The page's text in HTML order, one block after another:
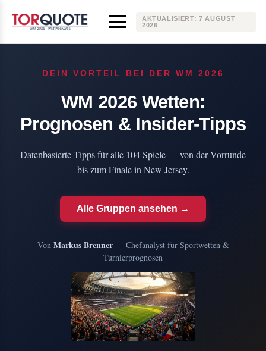
AKTUALISIERT:7 AUGUST
2026
DEIN VORTEIL BEI DER WM 2026
WM 2026 Wetten:
Prognosen & Insider-Tipps
Datenbasierte Tipps für alle 104 Spiele — von der Vorrunde
bis zum Finale in New Jersey.
Alle Gruppen ansehen →
Von Markus Brenner— Chefanalyst für Sportwetten &
Turnierprognosen